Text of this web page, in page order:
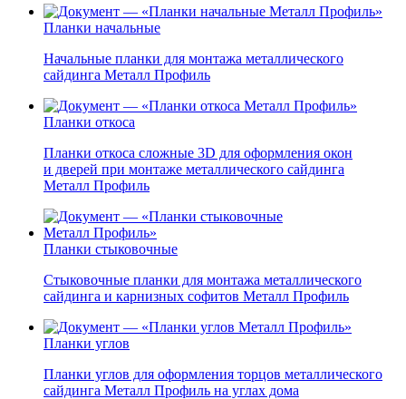
Планки начальные
Начальные планки для монтажа металлического
сайдинга Металл Профиль
Планки откоса
Планки откоса сложные 3D для оформления окон
и дверей при монтаже металлического сайдинга
Металл Профиль
Планки стыковочные
Стыковочные планки для монтажа металлического
сайдинга и карнизных софитов Металл Профиль
Планки углов
Планки углов для оформления торцов металлического
сайдинга Металл Профиль на углах дома